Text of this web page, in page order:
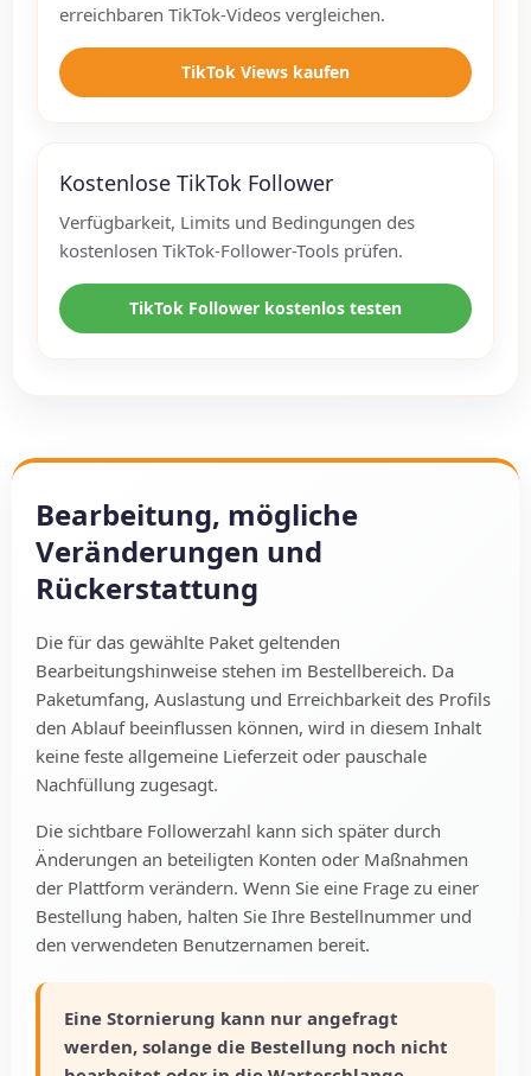
erreichbaren TikTok-Videos vergleichen.
TikTok Views kaufen
Kostenlose TikTok Follower
Verfügbarkeit, Limits und Bedingungen des
kostenlosen TikTok-Follower-Tools prüfen.
TikTok Follower kostenlos testen
Bearbeitung, mögliche
Veränderungen und
Rückerstattung
Die für das gewählte Paket geltenden
Bearbeitungshinweise stehen im Bestellbereich. Da
Paketumfang, Auslastung und Erreichbarkeit des Profils
den Ablauf beeinflussen können, wird in diesem Inhalt
keine feste allgemeine Lieferzeit oder pauschale
Nachfüllung zugesagt.
Die sichtbare Followerzahl kann sich später durch
Änderungen an beteiligten Konten oder Maßnahmen
der Plattform verändern. Wenn Sie eine Frage zu einer
Bestellung haben, halten Sie Ihre Bestellnummer und
den verwendeten Benutzernamen bereit.
Eine Stornierung kann nur angefragt
werden, solange die Bestellung noch nicht